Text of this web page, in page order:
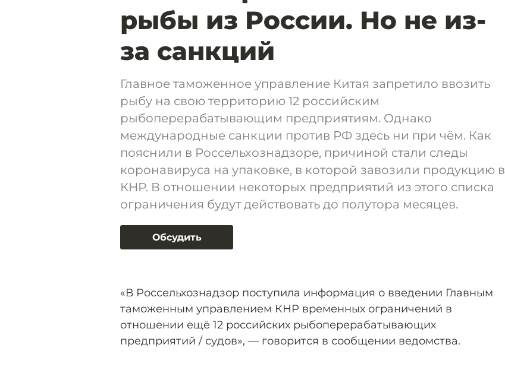
рыбы из России. Но не из-
за санкций
Главное таможенное управление Китая запретило ввозить
рыбу на свою территорию 12 российским
рыбоперерабатывающим предприятиям. Однако
международные санкции против РФ здесь ни при чём. Как
пояснили в Россельхознадзоре, причиной стали следы
коронавируса на упаковке, в которой завозили продукцию в
КНР. В отношении некоторых предприятий из этого списка
ограничения будут действовать до полутора месяцев.
Обсудить
«В Россельхознадзор поступила информация о введении Главным
таможенным управлением КНР временных ограничений в
отношении ещё 12 российских рыбоперерабатывающих
предприятий / судов», — говорится в сообщении ведомства.